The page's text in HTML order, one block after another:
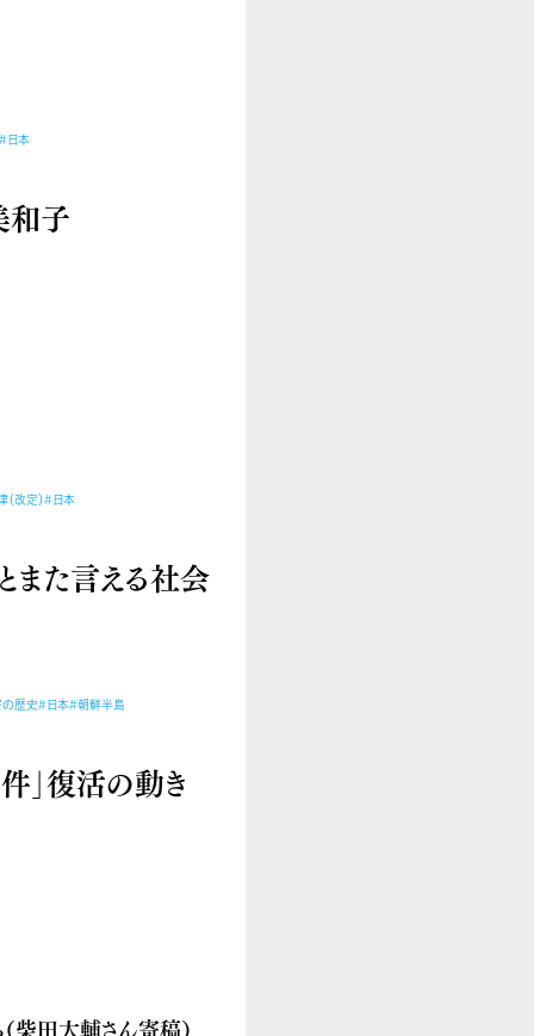
#日本
和子
改定）#日本
また言える社会
歴史#日本#朝鮮半島
」復活の動き
柴田大輔さん寄稿）